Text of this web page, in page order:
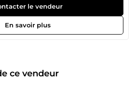
projet et pour vous fournir la
le vendeur
En savoir plus
ce vendeur